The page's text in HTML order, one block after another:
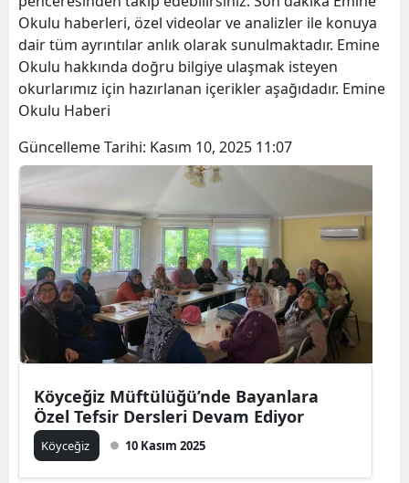
Okulu haberleri, özel videolar ve analizler ile konuya
dair tüm ayrıntılar anlık olarak sunulmaktadır. Emine
Okulu hakkında doğru bilgiye ulaşmak isteyen
okurlarımız için hazırlanan içerikler aşağıdadır. Emine
Okulu Haberi
Güncelleme Tarihi: Kasım 10, 2025 11:07
Köyceğiz Müftülüğü’nde Bayanlara
Özel Tefsir Dersleri Devam Ediyor
Köyceğiz 10 Kasım 2025